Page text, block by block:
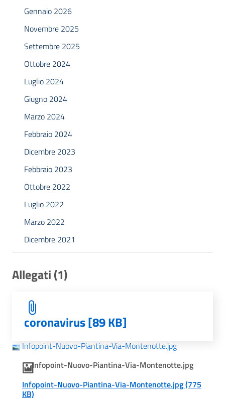
Gennaio 2026
Novembre 2025
Settembre 2025
Ottobre 2024
Luglio 2024
Giugno 2024
Marzo 2024
Febbraio 2024
Dicembre 2023
Febbraio 2023
Ottobre 2022
Luglio 2022
Marzo 2022
Dicembre 2021
Allegati (1)
coronavirus [89 KB]
Infopoint-Nuovo-Piantina-Via-Montenotte.jpg
Infopoint-Nuovo-Piantina-Via-Montenotte.jpg
Infopoint-Nuovo-Piantina-Via-Montenotte.jpg (775
KB)